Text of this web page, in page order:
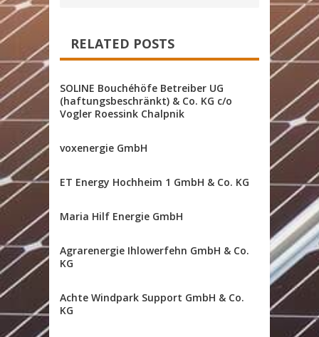
RELATED POSTS
SOLINE Bouchéhöfe Betreiber UG
(haftungsbeschränkt) & Co. KG c/o
Vogler Roessink Chalpnik
voxenergie GmbH
ET Energy Hochheim 1 GmbH & Co. KG
Maria Hilf Energie GmbH
Agrarenergie Ihlowerfehn GmbH & Co.
KG
Achte Windpark Support GmbH & Co.
KG